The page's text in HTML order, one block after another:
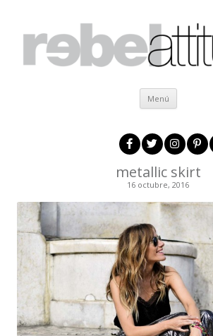
Menú Ir al
metallic skirt
16 octubre, 2016